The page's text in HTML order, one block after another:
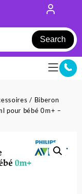
Search
/ Biberon
pour bébé 0m+ –